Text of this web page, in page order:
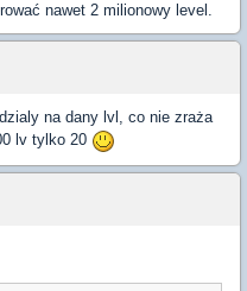
nawet 2 milionowy level.
na dany lvl, co nie zraża
lv tylko 20